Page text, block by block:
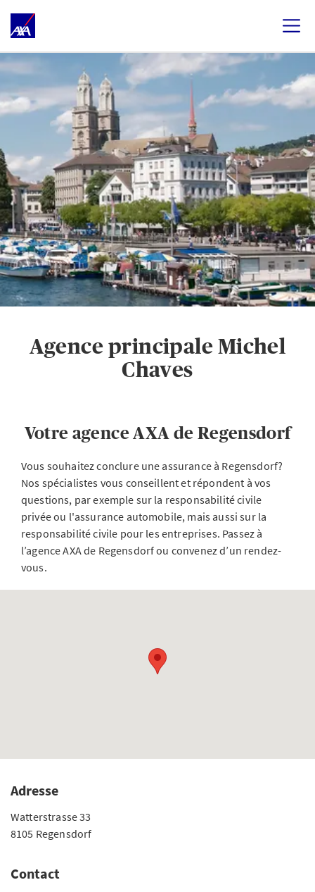
Agence principale Michel
Chaves
Votre agence AXA de Regensdorf
Vous souhaitez conclure une assurance à Regensdorf?
Nos spécialistes vous conseillent et répondent à vos
questions, par exemple sur la responsabilité civile
privée ou l'assurance automobile, mais aussi sur la
responsabilité civile pour les entreprises. Passez à
l’agence AXA de Regensdorf ou convenez d’un rendez-
vous.
Adresse
Watterstrasse 33
8105 Regensdorf
Contact